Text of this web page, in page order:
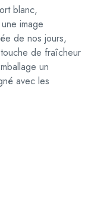
blanc,
image
de nos jours,
de fraîcheur
un
avec les